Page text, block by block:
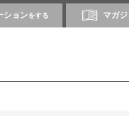
ションをする マガ